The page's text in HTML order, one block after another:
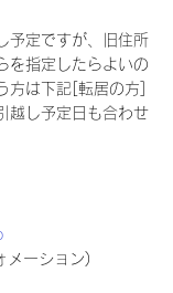
定ですが、旧住所
を指定したらよいの
方は下記[転居の方]
越し予定日も合わせ
メーション)